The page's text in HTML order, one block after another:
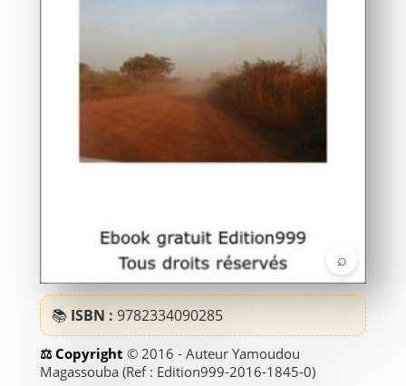
⌕
📚 ISBN : 9782334090285
© 2016 - Auteur Yamoudou
Magassouba (Ref : Edition999-2016-1845-0)